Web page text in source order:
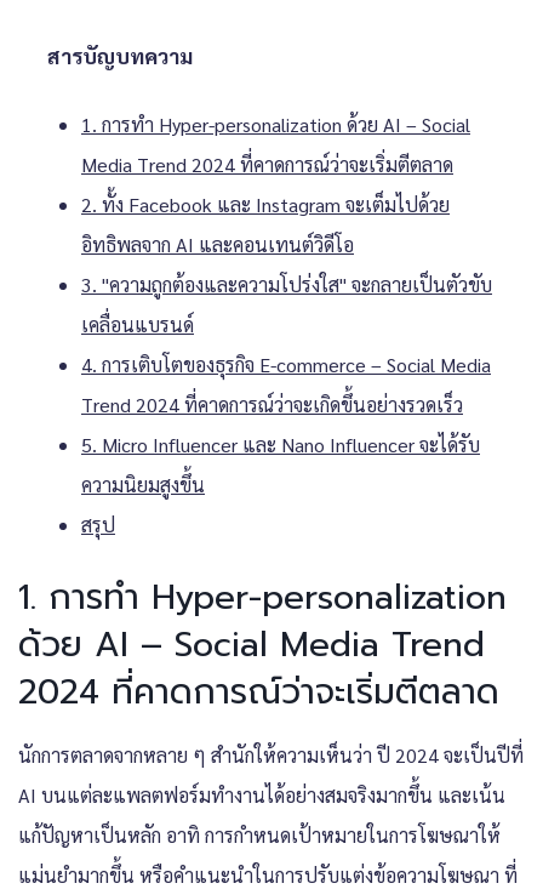
สารบัญบทความ
1. การทำ Hyper-personalization ด้วย AI – Social
Media Trend 2024 ที่คาดการณ์ว่าจะเริ่มตีตลาด
2. ทั้ง Facebook และ Instagram จะเต็มไปด้วย
อิทธิพลจาก AI และคอนเทนต์วิดีโอ
3. "ความถูกต้องและความโปร่งใส" จะกลายเป็นตัวขับ
เคลื่อนแบรนด์
4. การเติบโตของธุรกิจ E-commerce – Social Media
Trend 2024 ที่คาดการณ์ว่าจะเกิดขึ้นอย่างรวดเร็ว
5. Micro Influencer และ Nano Influencer จะได้รับ
ความนิยมสูงขึ้น
สรุป
1. การทำ Hyper-personalization
ด้วย AI – Social Media Trend
2024 ที่คาดการณ์ว่าจะเริ่มตีตลาด
นักการตลาดจากหลาย ๆ สำนักให้ความเห็นว่า ปี 2024 จะเป็นปีที่
AI บนแต่ละแพลตฟอร์มทำงานได้อย่างสมจริงมากขึ้น และเน้น
แก้ปัญหาเป็นหลัก อาทิ การกำหนดเป้าหมายในการโฆษณาให้
แม่นยำมากขึ้น หรือคำแนะนำในการปรับแต่งข้อความโฆษณา ที่